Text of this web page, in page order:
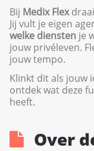
Bij Medix Flex
Jij vult je eigen
welke diensten je
jouw privéleven.
jouw tempo.
Klinkt dit als jouw
ontdek wat deze
heeft.
Over